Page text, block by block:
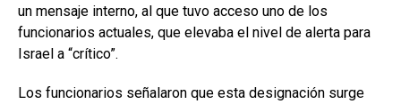
un mensaje interno, al que tuvo acceso uno de los
funcionarios actuales, que elevaba el nivel de alerta para
Israel a “crítico”.
Los funcionarios señalaron que esta designación surge